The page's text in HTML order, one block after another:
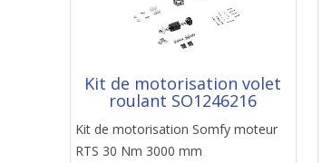
Kit de motorisation volet
roulant SO1246216
Kit de motorisation Somfy moteur
RTS 30 Nm 3000 mm